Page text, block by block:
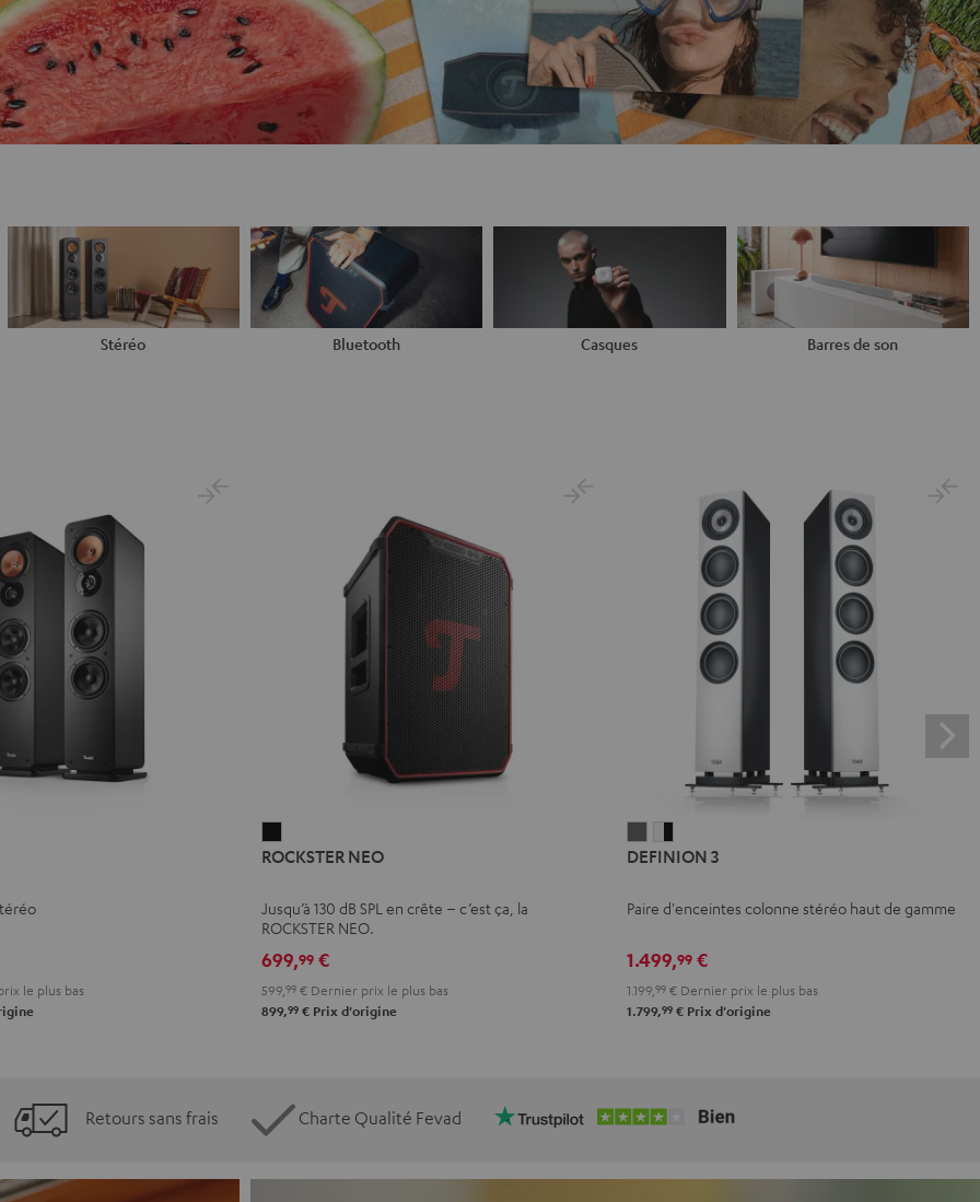
Stéréo Bluetooth Casques Barres de son
le plus bas
NEO
ROCKSTER NEO
Jusqu’à 130 dB SPL en crête – c’est ça, la
ROCKSTER NEO.
699,99 €
599, 99 € Dernier prix le plus bas
899,99 € Prix d'origine
3
3
/
DEFINION 3
Paire d'enceintes colonne stéréo haut de gamme
1.499,99€
1.199, 99€Dernier prix le plus bas
1.799,99€Prix d'origine
Retours sans frais Charte Qualité Fevad